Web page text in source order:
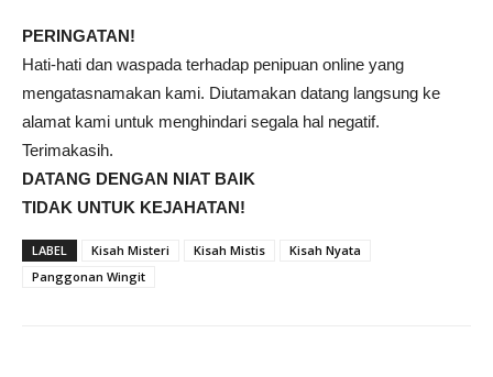
PERINGATAN!
Hati-hati dan waspada terhadap penipuan online yang
mengatasnamakan kami. Diutamakan datang langsung ke
alamat kami untuk menghindari segala hal negatif.
Terimakasih.
DATANG DENGAN NIAT BAIK
TIDAK UNTUK KEJAHATAN!
LABEL Kisah Misteri Kisah Mistis
Kisah Nyata
Panggonan Wingit